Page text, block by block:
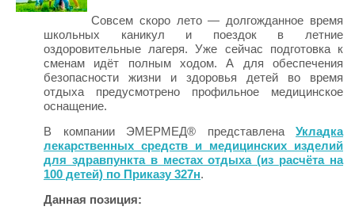
Совсем скоро лето — долгожданное время
школьных каникул и поездок в летние
оздоровительные лагеря. Уже сейчас подготовка к
сменам идёт полным ходом. А для обеспечения
безопасности жизни и здоровья детей во время
отдыха предусмотрено профильное медицинское
оснащение.
В компании ЭМЕРМЕД® представлена Укладка
лекарственных средств и медицинских изделий
для здравпункта в местах отдыха (из расчёта на
100 детей) по Приказу 327н.
Данная позиция: